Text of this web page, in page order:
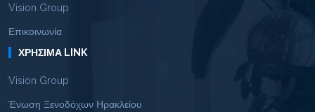
Vision Group
Επικοινωνία
ΧΡΉΣΙΜΑ LINK
Vision Group
Ένωση Ξενοδόχων Ηρακλείου